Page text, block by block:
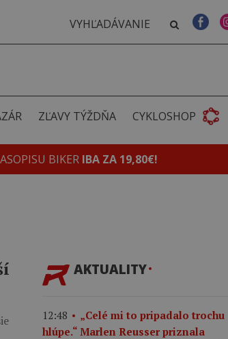
ZĽAVY TÝŽDŇA CYKLOSHOP
BIKER IBA ZA 19,80€!
AKTUALITY
12:48
„Celé mi to pripadalo trochu
hlúpe.“ Marlen Reusser priznala